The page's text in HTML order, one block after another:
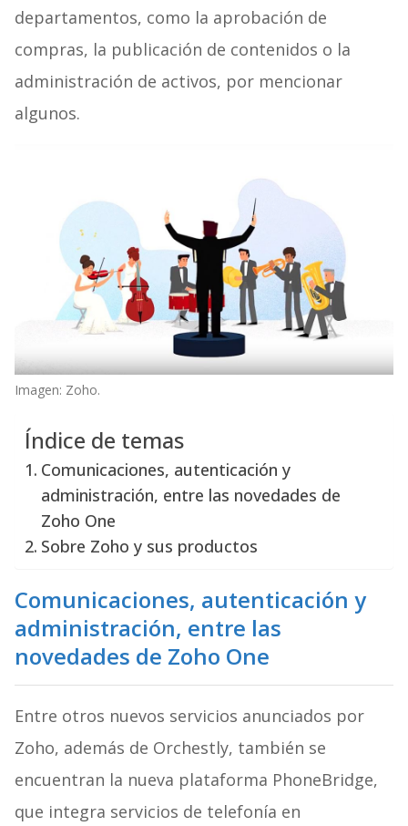
departamentos, como la aprobación de
compras, la publicación de contenidos o la
administración de activos, por mencionar
algunos.
Imagen: Zoho.
Índice de temas
Comunicaciones, autenticación y
administración, entre las novedades de
Zoho One
Sobre Zoho y sus productos
Comunicaciones, autenticación y
administración, entre las
novedades de Zoho One
Entre otros nuevos servicios anunciados por
Zoho, además de Orchestly, también se
encuentran la nueva plataforma PhoneBridge,
que integra servicios de telefonía en